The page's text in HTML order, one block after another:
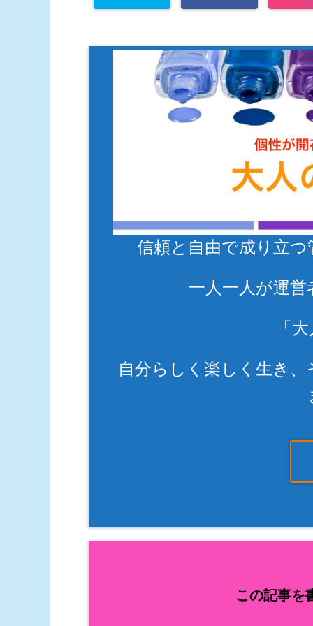
信頼と自由で成り立
一人一人が運
「
自分らしく楽しく生き
この記事を